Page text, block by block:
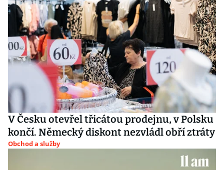
V Česku otevřel třicátou prodejnu, v Polsku
končí. Německý diskont nezvládl obří ztráty
Obchod a služby